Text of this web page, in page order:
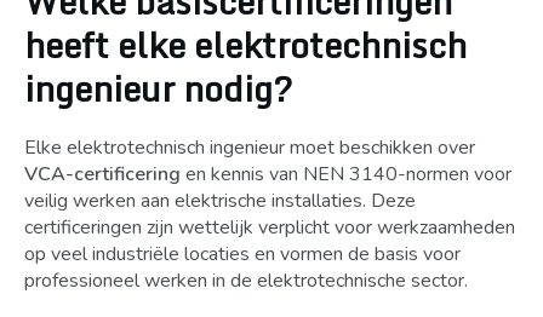
heeft elke elektrotechnisch
ingenieur nodig?
Elke elektrotechnisch ingenieur moet beschikken over
VCA-certificering en kennis van NEN 3140-normen voor
veilig werken aan elektrische installaties. Deze
certificeringen zijn wettelijk verplicht voor werkzaamheden
op veel industriële locaties en vormen de basis voor
professioneel werken in de elektrotechnische sector.